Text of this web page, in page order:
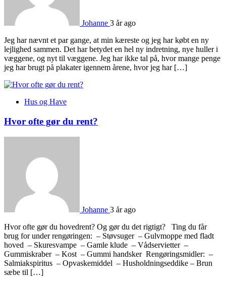
Johanne 3 år ago
Jeg har nævnt et par gange, at min kæreste og jeg har købt en ny
lejlighed sammen. Det har betydet en hel ny indretning, nye huller i
væggene, og nyt til væggene. Jeg har ikke tal på, hvor mange penge
jeg har brugt på plakater igennem årene, hvor jeg har […]
Hus og Have
Hvor ofte gør du rent?
Johanne 3 år ago
Hvor ofte gør du hovedrent? Og gør du det rigtigt? Ting du får
brug for under rengøringen: – Støvsuger – Gulvmoppe med fladt
hoved – Skuresvampe – Gamle klude – Vådservietter –
Gummiskraber – Kost – Gummi handsker Rengøringsmidler: –
Salmiakspiritus – Opvaskemiddel – Husholdningseddike – Brun
sæbe til […]